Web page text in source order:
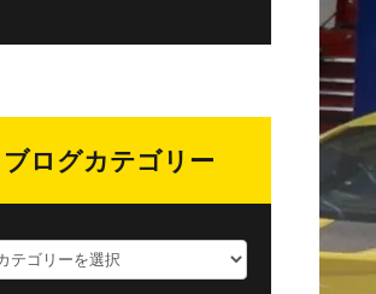
ブログカテゴリー